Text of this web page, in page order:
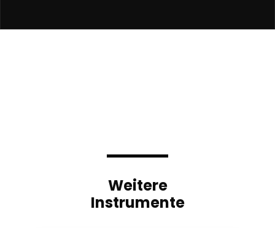
Weitere
Instrumente